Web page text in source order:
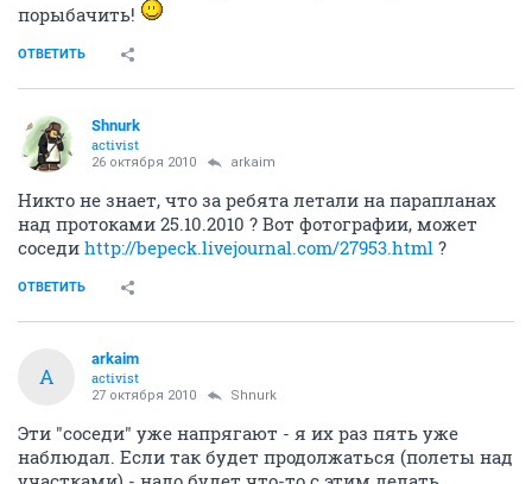
порыбачить!
ОТВЕТИТЬ
Shnurk
activist
26 октября 2010 arkaim
Никто не знает, что за ребята летали на парапланах
над протоками 25.10.2010 ? Вот фотографии, может
соседи http://bepeck.livejournal.com/27953.html ?
ОТВЕТИТЬ
A
arkaim
activist
27 октября 2010 Shnurk
Эти "соседи" уже напрягают - я их раз пять уже
наблюдал. Если так будет продолжаться (полеты над